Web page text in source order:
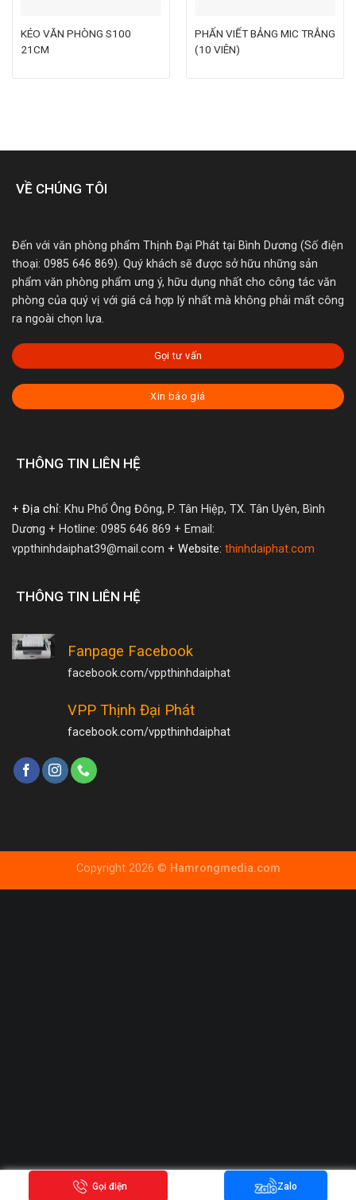
KÉO VĂN PHÒNG S100
21CM
PHẤN VIẾT BẢNG MIC TRẮNG
(10 VIÊN)
VỀ CHÚNG TÔI
Đến với văn phòng phẩm Thịnh Đại Phát tại Bình Dương (Số điện
thoại: 0985 646 869). Quý khách sẽ được sở hữu những sản
phẩm văn phòng phẩm ưng ý, hữu dụng nhất cho công tác văn
phòng của quý vị với giá cả hợp lý nhất mà không phải mất công
ra ngoài chọn lựa.
Gọi tư vấn
Xin báo giá
THÔNG TIN LIÊN HỆ
+ Địa chỉ: Khu Phố Ông Đông, P. Tân Hiệp, TX. Tân Uyên, Bình
Dương + Hotline: 0985 646 869 + Email:
vppthinhdaiphat39@mail.com + Website: thinhdaiphat.com
THÔNG TIN LIÊN HỆ
Fanpage Facebook
facebook.com/vppthinhdaiphat
VPP Thịnh Đại Phát
facebook.com/vppthinhdaiphat
Copyright 2026 © Hamrongmedia.com
Gọi điện Zalo